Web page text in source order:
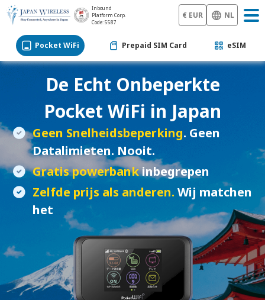
Inbound
Platform Corp.
Code: 5587
€ EUR NL
Pocket WiFi Prepaid SIM Card eSIM
De Echt Onbeperkte
Pocket WiFi in Japan
Geen Snelheidsbeperking. Geen
Datalimieten. Nooit.
Gratis powerbankinbegrepen
Zelfde prijs als anderen. Wij matchen
het